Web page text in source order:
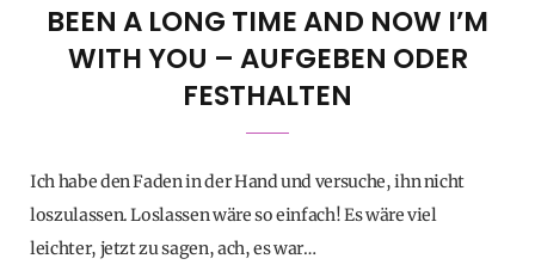
BEEN A LONG TIME AND NOW I’M
WITH YOU – AUFGEBEN ODER
FESTHALTEN
Ich habe den Faden in der Hand und versuche, ihn nicht
loszulassen. Loslassen wäre so einfach! Es wäre viel
leichter, jetzt zu sagen, ach, es war…